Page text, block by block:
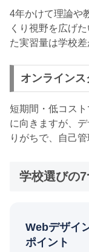
4年かけて理論や
くり視野を広げ
た実習量は学校差
オンライン
短期間・低コス
に向きますが、
りがちで、自己
学校選びの
Webデザイ
ポイント